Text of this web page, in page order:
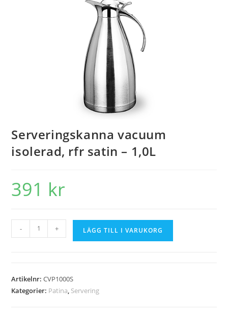
Serveringskanna vacuum
isolerad, rfr satin – 1,0L
391 kr
- + LÄGG TILL I VARUKORG
Artikelnr:CVP1000S
Kategorier: Patina Servering